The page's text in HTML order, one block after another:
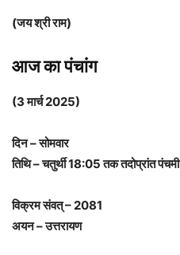
(जय श्री राम)
आज का पंचांग
(3 मार्च 2025)
दिन – सोमवार
तिथि – चतुर्थी 18:05 तक तदोप्रांत पंचमी
विक्रम संवत् – 2081
अयन – उत्तरायण